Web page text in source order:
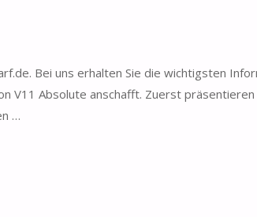
Bei uns erhalten Sie die wichtigsten
V11 Absolute anschafft. Zuerst
…